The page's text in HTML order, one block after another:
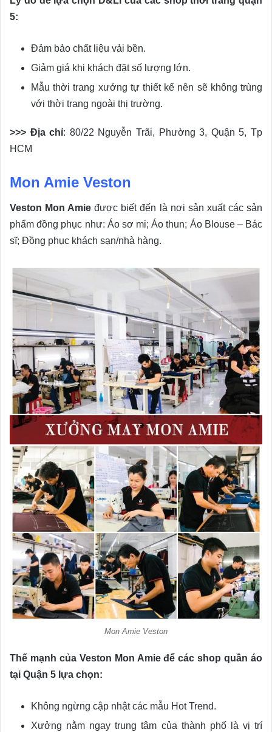
5:
Đảm bảo chất liệu vải bền.
Giảm giá khi khách đặt số lượng lớn.
Mẫu thời trang xưởng tự thiết kế nên sẽ không trùng
với thời trang ngoài thị trường.
>>> Địa chỉ: 80/22 Nguyễn Trãi, Phường 3, Quận 5, Tp
HCM
Mon Amie Veston
Veston Mon Amie được biết đến là nơi sản xuất các sản
phẩm đồng phục như: Áo sơ mi; Áo thun; Áo Blouse – Bác
sĩ; Đồng phục khách sạn/nhà hàng.
Mon Amie Veston
Thế mạnh của Veston Mon Amie để các shop quần áo
tại Quận 5 lựa chọn:
Không ngừng cập nhật các mẫu Hot Trend.
Xưởng nằm ngay trung tâm của thành phố là vị trí